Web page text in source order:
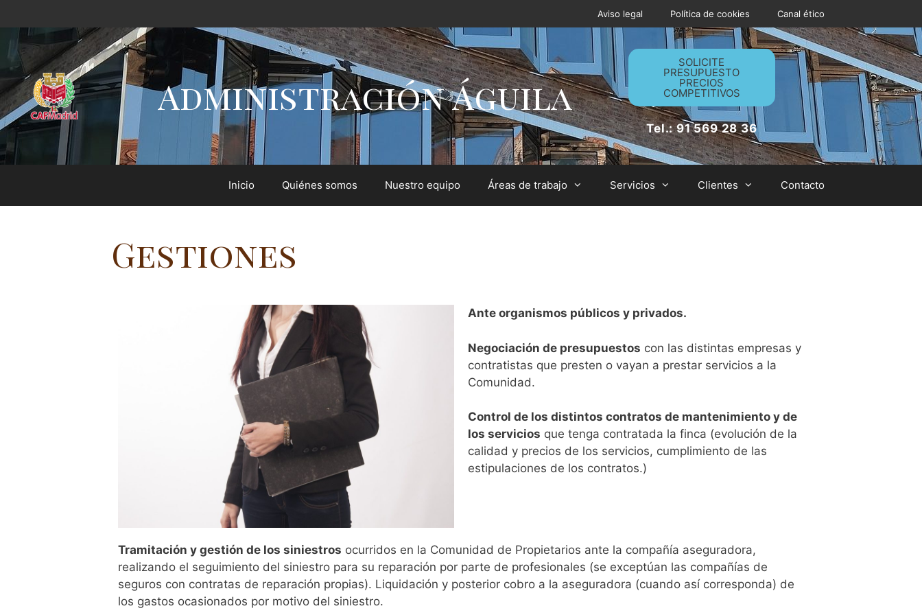
Aviso legal Política de cookies Canal ético
Administración Águila
SOLICITE
PRESUPUESTO
PRECIOS
COMPETITIVOS
Tel.: 91 569 28 36
Inicio Quiénes somos Nuestro equipo Áreas de trabajo Servicios Clientes Contacto
Gestiones
Ante organismos públicos y privados.
Negociación de presupuestos con las distintas empresas y
contratistas que presten o vayan a prestar servicios a la
Comunidad.
Control de los distintos contratos de mantenimiento y de
los servicios que tenga contratada la finca (evolución de la
calidad y precios de los servicios, cumplimiento de las
estipulaciones de los contratos.)
Tramitación y gestión de los siniestros ocurridos en la Comunidad de Propietarios ante la compañía aseguradora,
realizando el seguimiento del siniestro para su reparación por parte de profesionales (se exceptúan las compañías de
seguros con contratas de reparación propias). Liquidación y posterior cobro a la aseguradora (cuando así corresponda) de
los gastos ocasionados por motivo del siniestro.